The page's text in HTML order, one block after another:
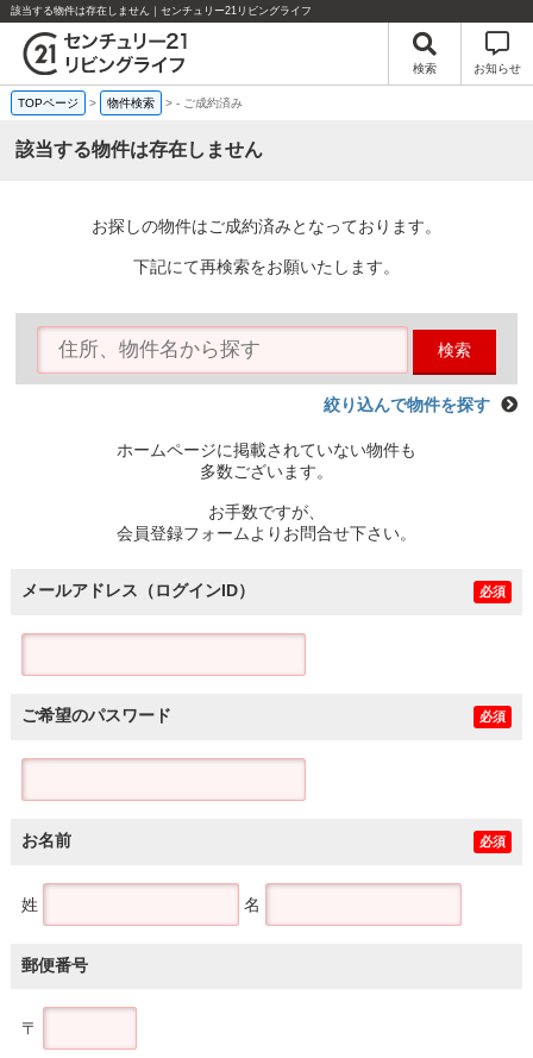
該当する物件は存在しません｜センチュリー21リビングライフ
検索 お知らせ
TOPページ > 物件検索 >- ご成約済み
該当する物件は存在しません
お探しの物件はご成約済みとなっております。
下記にて再検索をお願いたします。
検索
絞り込んで物件を探す
ホームページに掲載されていない物件も
多数ございます。
お手数ですが、
会員登録フォームよりお問合せ下さい。
メールアドレス（ログインID） 必須
ご希望のパスワード 必須
お名前 必須
姓 名
郵便番号
〒